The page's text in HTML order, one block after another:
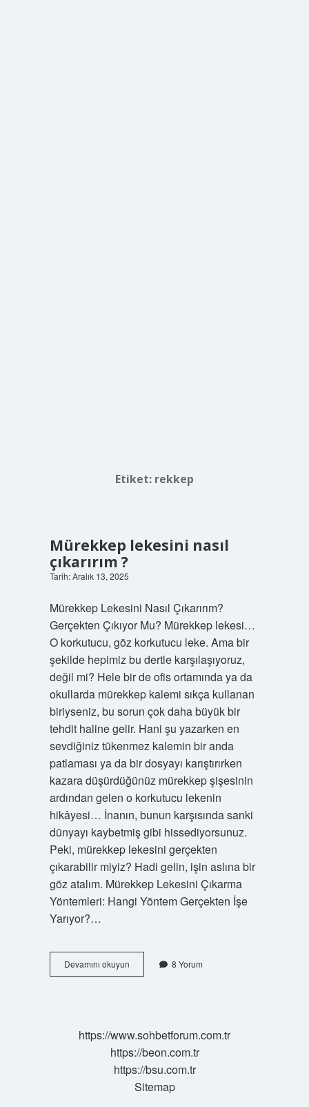
Etiket: rekkep
Mürekkep lekesini nasıl
çıkarırım ?
Tarih: Aralık 13, 2025
Mürekkep Lekesini Nasıl Çıkarırım?
Gerçekten Çıkıyor Mu? Mürekkep lekesi…
O korkutucu, göz korkutucu leke. Ama bir
şekilde hepimiz bu dertle karşılaşıyoruz,
değil mi? Hele bir de ofis ortamında ya da
okullarda mürekkep kalemi sıkça kullanan
biriyseniz, bu sorun çok daha büyük bir
tehdit haline gelir. Hani şu yazarken en
sevdiğiniz tükenmez kalemin bir anda
patlaması ya da bir dosyayı karıştırırken
kazara düşürdüğünüz mürekkep şişesinin
ardından gelen o korkutucu lekenin
hikâyesi… İnanın, bunun karşısında sanki
dünyayı kaybetmiş gibi hissediyorsunuz.
Peki, mürekkep lekesini gerçekten
çıkarabilir miyiz? Hadi gelin, işin aslına bir
göz atalım. Mürekkep Lekesini Çıkarma
Yöntemleri: Hangi Yöntem Gerçekten İşe
Yarıyor?…
Devamını okuyunMürekkep
lekesini
8 Yorum
https://www.sohbetforum.com.tr
https://beon.com.tr
https://bsu.com.tr
Sitemap